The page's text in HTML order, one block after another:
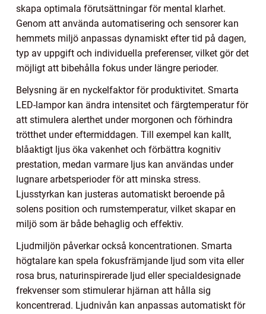
skapa optimala förutsättningar för mental klarhet.
Genom att använda automatisering och sensorer kan
hemmets miljö anpassas dynamiskt efter tid på dagen,
typ av uppgift och individuella preferenser, vilket gör det
möjligt att bibehålla fokus under längre perioder.
Belysning är en nyckelfaktor för produktivitet. Smarta
LED-lampor kan ändra intensitet och färgtemperatur för
att stimulera alerthet under morgonen och förhindra
trötthet under eftermiddagen. Till exempel kan kallt,
blåaktigt ljus öka vakenhet och förbättra kognitiv
prestation, medan varmare ljus kan användas under
lugnare arbetsperioder för att minska stress.
Ljusstyrkan kan justeras automatiskt beroende på
solens position och rumstemperatur, vilket skapar en
miljö som är både behaglig och effektiv.
Ljudmiljön påverkar också koncentrationen. Smarta
högtalare kan spela fokusfrämjande ljud som vita eller
rosa brus, naturinspirerade ljud eller specialdesignade
frekvenser som stimulerar hjärnan att hålla sig
koncentrerad. Ljudnivån kan anpassas automatiskt för